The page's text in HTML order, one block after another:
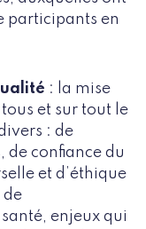
participants en
: la mise
et sur tout le
: de
de confiance du
et d’éthique
de
enjeux qui